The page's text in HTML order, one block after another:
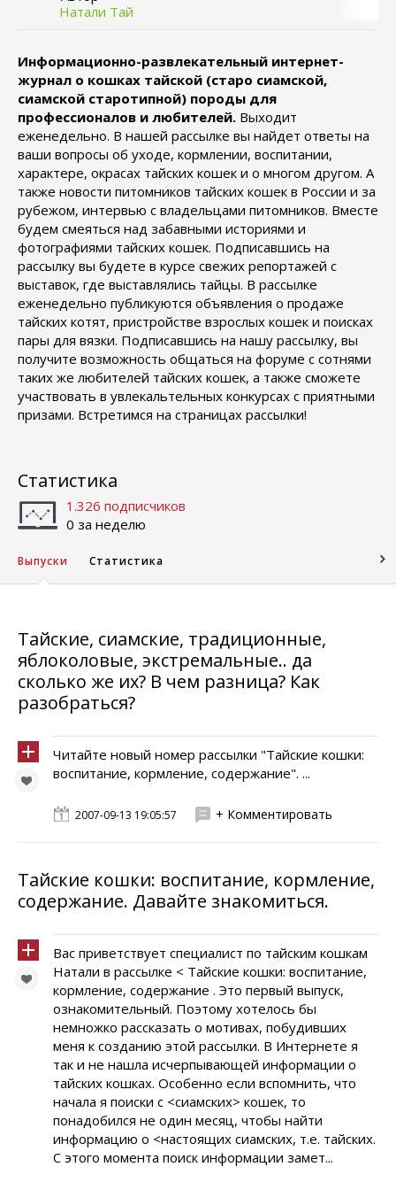
Натали Тай
Информационно-развлекательный интернет-
журнал о кошках тайской (старо сиамской,
сиамской старотипной) породы для
профессионалов и любителей. Выходит
еженедельно. В нашей рассылке вы найдет ответы на
ваши вопросы об уходе, кормлении, воспитании,
характере, окрасах тайских кошек и о многом другом. А
также новости питомников тайских кошек в России и за
рубежом, интервью с владельцами питомников. Вместе
будем смеяться над забавными историями и
фотографиями тайских кошек. Подписавшись на
рассылку вы будете в курсе свежих репортажей с
выставок, где выставлялись тайцы. В рассылке
еженедельно публикуются объявления о продаже
тайских котят, пристройстве взрослых кошек и поисках
пары для вязки. Подписавшись на нашу рассылку, вы
получите возможность общаться на форуме с сотнями
таких же любителей тайских кошек, а также сможете
участвовать в увлекальтельных конкурсах с приятными
призами. Встретимся на страницах рассылки!
Статистика
1.326 подписчиков
0 за неделю
Выпуски Статистика
Тайские, сиамские, традиционные,
яблоколовые, экстремальные.. да
сколько же их? В чем разница? Как
разобраться?
Читайте новый номер рассылки "Тайские кошки:
воспитание, кормление, содержание". ...
2007-09-13 19:05:57 + Комментировать
Тайские кошки: воспитание, кормление,
содержание. Давайте знакомиться.
Вас приветствует специалист по тайским кошкам
Натали в рассылке < Тайские кошки: воспитание,
кормление, содержание . Это первый выпуск,
ознакомительный. Поэтому хотелось бы
немножко рассказать о мотивах, побудивших
меня к созданию этой рассылки. В Интернете я
так и не нашла исчерпывающей информации о
тайских кошках. Особенно если вспомнить, что
начала я поиски с <сиамских> кошек, то
понадобился не один месяц, чтобы найти
информацию о <настоящих сиамских, т.е. тайских.
С этого момента поиск информации замет...